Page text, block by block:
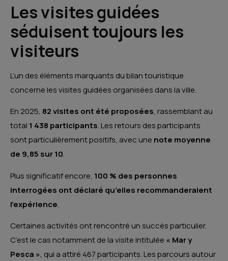
Les visites guidées
séduisent toujours les
visiteurs
L’un des éléments marquants du bilan touristique
concerne les visites guidées organisées dans la ville.
En 2025, 82 visites ont été proposées, rassemblant au
total 1 438 participants. Les retours des participants
sont particulièrement positifs, avec une note moyenne
de 9,85 sur 10.
Plus significatif encore, 100 % des personnes
interrogées ont déclaré qu’elles recommanderaient
l’expérience.
Certaines activités ont rencontré un succès particulier.
C’est le cas notamment de la visite intitulée « Mar y
Pesca », qui a attiré 467 participants. Les parcours autour